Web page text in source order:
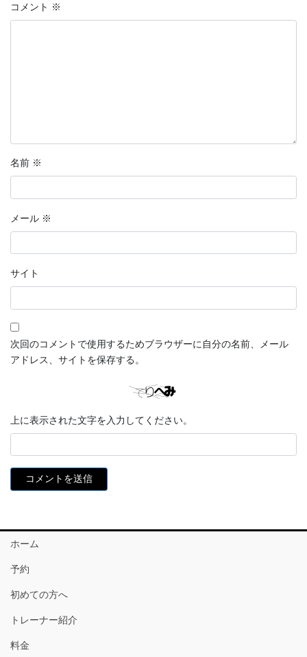
コメント ※
名前 ※
メール ※
サイト
次回のコメントで使用するためブラウザーに自分の名前、メール
アドレス、サイトを保存する。
上に表示された文字を入力してください。
ホーム
予約
初めての方へ
トレーナー紹介
料金